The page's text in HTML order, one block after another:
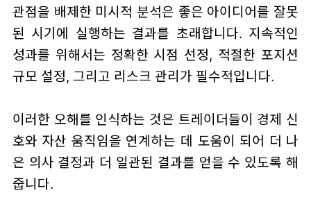
관점을 배제한 미시적 분석은 좋은 아이디어를 잘못
된 시기에 실행하는 결과를 초래합니다. 지속적인
성과를 위해서는 정확한 시점 선정, 적절한 포지션
규모 설정, 그리고 리스크 관리가 필수적입니다.
이러한 오해를 인식하는 것은 트레이더들이 경제 신
호와 자산 움직임을 연계하는 데 도움이 되어 더 나
은 의사 결정과 더 일관된 결과를 얻을 수 있도록 해
줍니다.